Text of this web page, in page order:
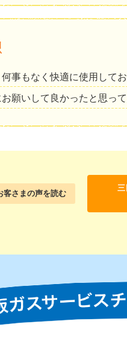
事もなく快適に使用して
願いして良かったと思って
客さまの声を読む